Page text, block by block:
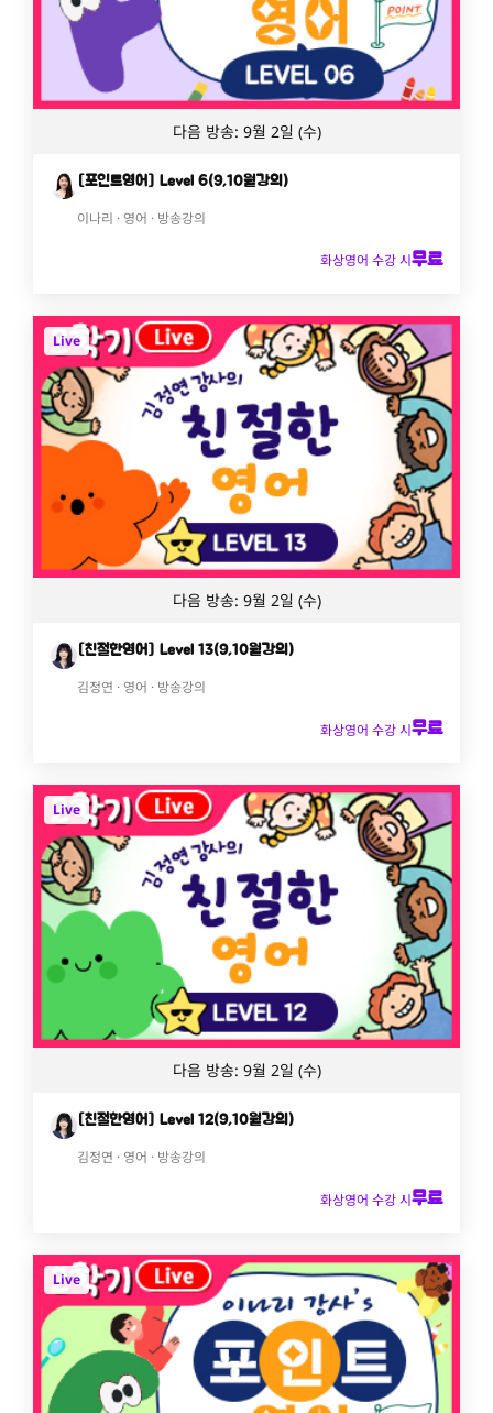
다음 방송: 9월 2일 (수)
[포인트영어] Level 6(9,10월강의)
이나리 · 영어 · 방송강의
화상영어 수강 시무료
Live
다음 방송: 9월 2일 (수)
[친절한영어] Level 13(9,10월강의)
김정연 · 영어 · 방송강의
화상영어 수강 시무료
Live
다음 방송: 9월 2일 (수)
[친절한영어] Level 12(9,10월강의)
김정연 · 영어 · 방송강의
화상영어 수강 시무료
Live